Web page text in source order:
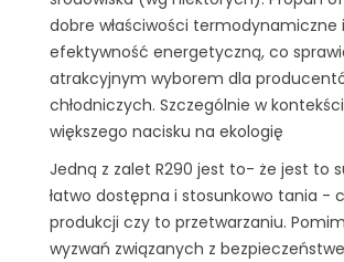
dobre właściwości termodynamiczne
efektywność energetyczną, co
atrakcyjnym wyborem dla
chłodniczych. Szczególnie w
większego nacisku na ekologię
Jedną z zalet R290 jest to- że jest to
łatwo dostępna i stosunkowo tania -
produkcji czy to przetwarzaniu.
wyzwań związanych z